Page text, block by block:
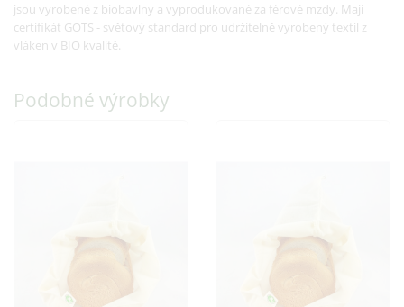
jsou vyrobené z biobavlny a vyprodukované za férové mzdy. Mají
certifikát GOTS - světový standard pro udržitelně vyrobený textil z
vláken v BIO kvalitě.
Podobné výrobky